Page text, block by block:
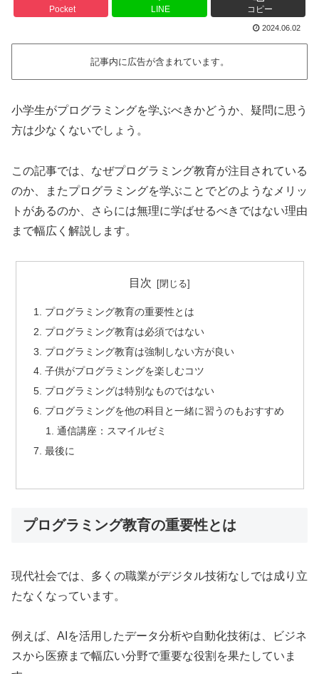
Pocket LINE コピー
2024.06.02
記事内に広告が含まれています。
小学生がプログラミングを学ぶべきかどうか、疑問に思う
方は少なくないでしょう。
この記事では、なぜプログラミング教育が注目されている
のか、またプログラミングを学ぶことでどのようなメリッ
トがあるのか、さらには無理に学ばせるべきではない理由
まで幅広く解説します。
目次
プログラミング教育の重要性とは
プログラミング教育は必須ではない
プログラミング教育は強制しない方が良い
子供がプログラミングを楽しむコツ
プログラミングは特別なものではない
プログラミングを他の科目と一緒に習うのもおすすめ
通信講座：スマイルゼミ
最後に
プログラミング教育の重要性とは
現代社会では、多くの職業がデジタル技術なしでは成り立
たなくなっています。
例えば、AIを活用したデータ分析や自動化技術は、ビジネ
スから医療まで幅広い分野で重要な役割を果たしていま